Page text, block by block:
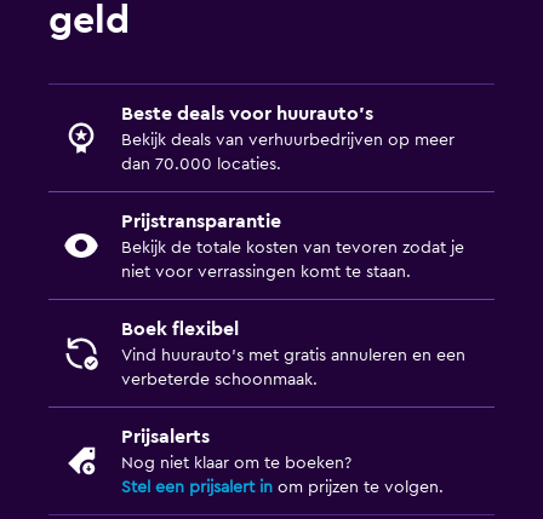
geld
Beste deals voor huurauto's
Bekijk deals van verhuurbedrijven op meer
dan 70.000 locaties.
Prijstransparantie
Bekijk de totale kosten van tevoren zodat je
niet voor verrassingen komt te staan.
Boek flexibel
Vind huurauto's met gratis annuleren en een
verbeterde schoonmaak.
Prijsalerts
Nog niet klaar om te boeken?
Stel een prijsalert in om prijzen te volgen.